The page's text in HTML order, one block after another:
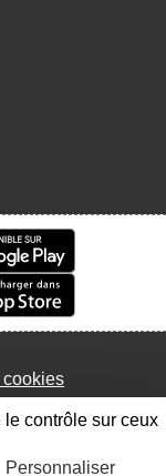
cookies
Connexion
contrôle sur ceux
Personnaliser